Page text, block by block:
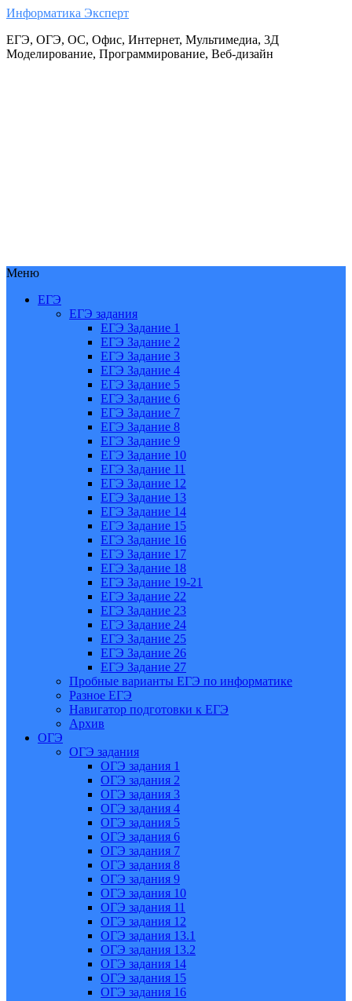
Информатика Эксперт
ЕГЭ, ОГЭ, ОС, Офис, Интернет, Мультимедиа, 3Д
Моделирование, Программирование, Веб-дизайн
Меню
ЕГЭ
ЕГЭ задания
ЕГЭ Задание 1
ЕГЭ Задание 2
ЕГЭ Задание 3
ЕГЭ Задание 4
ЕГЭ Задание 5
ЕГЭ Задание 6
ЕГЭ Задание 7
ЕГЭ Задание 8
ЕГЭ Задание 9
ЕГЭ Задание 10
ЕГЭ Задание 11
ЕГЭ Задание 12
ЕГЭ Задание 13
ЕГЭ Задание 14
ЕГЭ Задание 15
ЕГЭ Задание 16
ЕГЭ Задание 17
ЕГЭ Задание 18
ЕГЭ Задание 19-21
ЕГЭ Задание 22
ЕГЭ Задание 23
ЕГЭ Задание 24
ЕГЭ Задание 25
ЕГЭ Задание 26
ЕГЭ Задание 27
Пробные варианты ЕГЭ по информатике
Разное ЕГЭ
Навигатор подготовки к ЕГЭ
Архив
ОГЭ
ОГЭ задания
ОГЭ задания 1
ОГЭ задания 2
ОГЭ задания 3
ОГЭ задания 4
ОГЭ задания 5
ОГЭ задания 6
ОГЭ задания 7
ОГЭ задания 8
ОГЭ задания 9
ОГЭ задания 10
ОГЭ задания 11
ОГЭ задания 12
ОГЭ задания 13.1
ОГЭ задания 13.2
ОГЭ задания 14
ОГЭ задания 15
ОГЭ задания 16